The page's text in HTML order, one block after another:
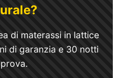
di materassi in lattice
di garanzia e 30 notti